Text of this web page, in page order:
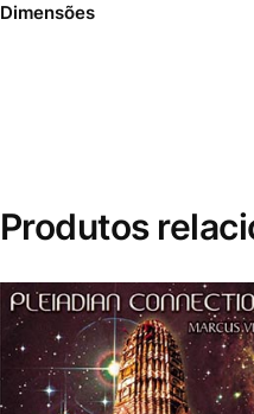
Dimensões
Produtos